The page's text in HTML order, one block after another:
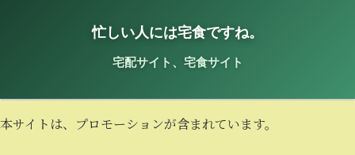
忙しい人には宅食ですね。
宅配サイト、宅食サイト
本サイトは、プロモーションが含まれています。